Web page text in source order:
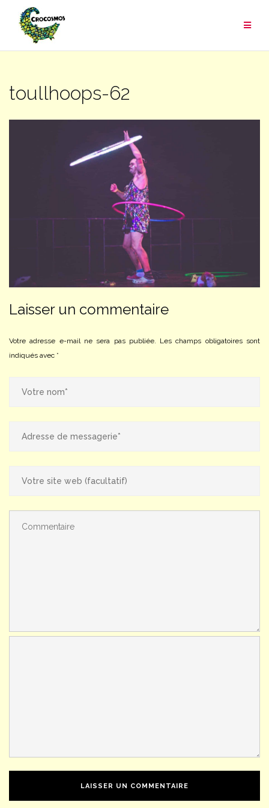
contenu
toullhoops-62
Laisser un commentaire
Votre adresse e-mail ne sera pas publiée.
Les champs obligatoires sont
indiqués avec *